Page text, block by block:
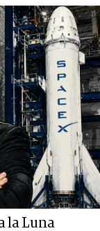
la Luna